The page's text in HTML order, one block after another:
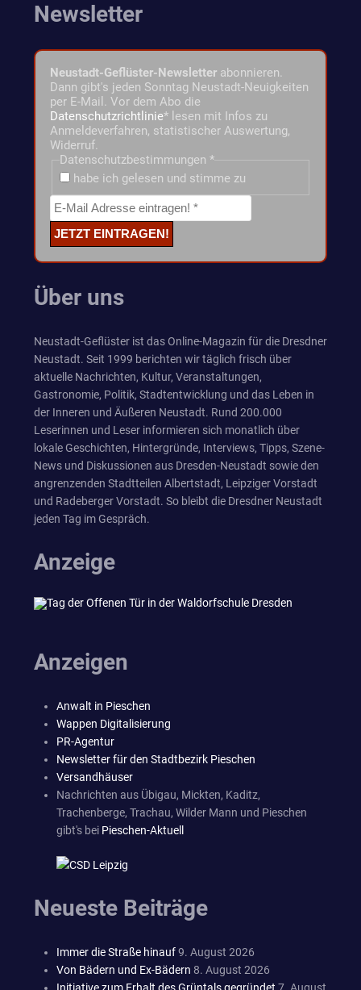
Newsletter
Neustadt-Geflüster-Newsletter abonnieren.
Dann gibt's jeden Sonntag Neustadt-Neuigkeiten
per E-Mail. Vor dem Abo die
Datenschutzrichtlinie* lesen mit Infos zu
Anmeldeverfahren, statistischer Auswertung,
Widerruf.
Datenschutzbestimmungen *
habe ich gelesen und stimme zu
Über uns
Neustadt-Geflüster ist das Online-Magazin für die Dresdner
Neustadt. Seit 1999 berichten wir täglich frisch über
aktuelle Nachrichten, Kultur, Veranstaltungen,
Gastronomie, Politik, Stadtentwicklung und das Leben in
der Inneren und Äußeren Neustadt. Rund 200.000
Leserinnen und Leser informieren sich monatlich über
lokale Geschichten, Hintergründe, Interviews, Tipps, Szene-
News und Diskussionen aus Dresden-Neustadt sowie den
angrenzenden Stadtteilen Albertstadt, Leipziger Vorstadt
und Radeberger Vorstadt. So bleibt die Dresdner Neustadt
jeden Tag im Gespräch.
Anzeige
Anzeigen
Anwalt in Pieschen
Wappen Digitalisierung
PR-Agentur
Newsletter für den Stadtbezirk Pieschen
Versandhäuser
Nachrichten aus Übigau, Mickten, Kaditz,
Trachenberge, Trachau, Wilder Mann und Pieschen
gibt's bei Pieschen-Aktuell
Neueste Beiträge
Immer die Straße hinauf9. August 2026
Von Bädern und Ex-Bädern 8. August 2026
Initiative zum Erhalt des Grüntals gegründet 7. August